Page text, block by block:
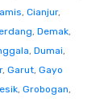
, Cianjur,
, Demak,
, Dumai,
, Garut, Gayo
, Grobogan,